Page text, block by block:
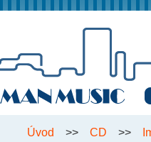
Úvod >> CD >>